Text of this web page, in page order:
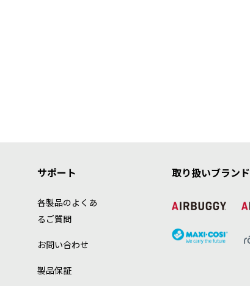
サポート
各製品のよくあ
るご質問
お問い合わせ
製品保証
取り扱いブランド